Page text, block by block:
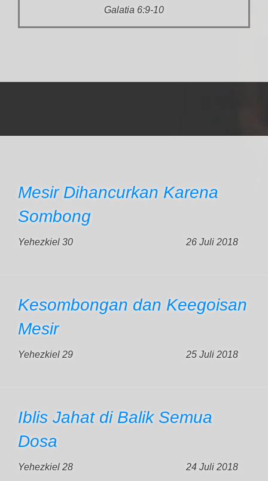
Galatia 6:9-10
Mesir Dihancurkan Karena
Sombong
Yehezkiel 30 26 Juli 2018
Kesombongan dan Keegoisan
Mesir
Yehezkiel 29 25 Juli 2018
Iblis Jahat di Balik Semua
Dosa
Yehezkiel 28 24 Juli 2018